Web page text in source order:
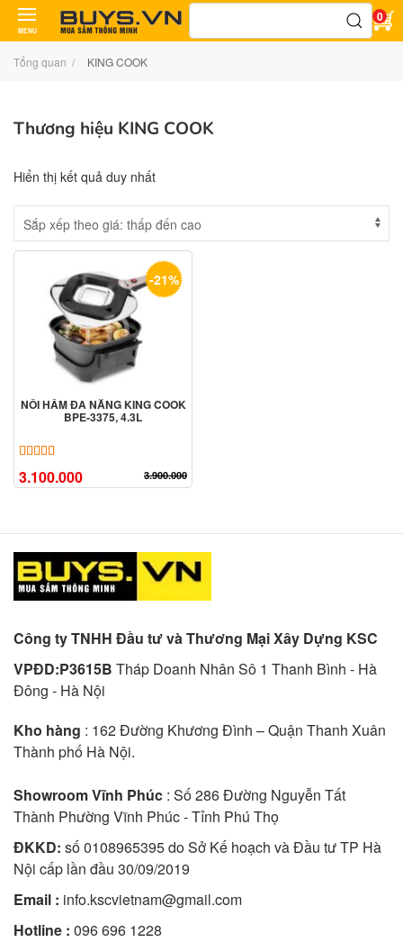
MENU
Tìm
0
Tổng quan KING COOK
Thương hiệu KING COOK
Hiển thị kết quả duy nhất
-21%
NỒI HẦM ĐA NĂNG KING COOK
BPE-3375, 4.3L
3.100.000 3.900.000
Công ty TNHH Đầu tư và Thương Mại Xây Dựng KSC
VPĐD:P3615B Tháp Doanh Nhân Sô 1 Thanh Bình - Hà
Đông - Hà Nội
Kho hàng : 162 Đường Khương Đình – Quận Thanh Xuân
Thành phố Hà Nội.
Showroom Vĩnh Phúc : Số 286 Đường Nguyễn Tất
Thành Phường Vĩnh Phúc - Tỉnh Phú Thọ
ĐKKD: số 0108965395 do Sở Kế hoạch và Đầu tư TP Hà
Nội cấp lần đầu 30/09/2019
Email : info.kscvietnam@gmail.com
Hotline : 096 696 1228